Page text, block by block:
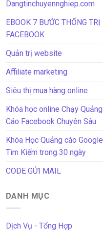
Dangtinchuyennghiep.com
EBOOK 7 BƯỚC THỐNG TRỊ
FACEBOOK
Quản trị website
Affiliate marketing
Siêu thị mua hàng online
Khóa học online Chạy Quảng
Cáo Facebook Chuyên Sâu
Khóa Học Quảng cáo Google
Tìm Kiếm trong 30 ngày
CODE GỬI MAIL
DANH MỤC
Dịch Vụ - Tổng Hợp